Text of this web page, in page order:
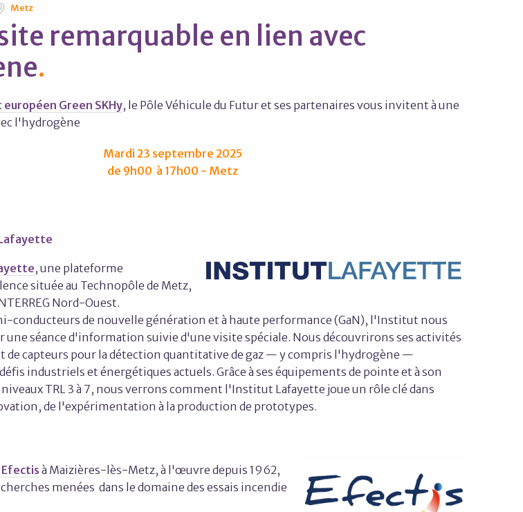
Metz
remarquable en lien avec
Green SKHy, le Pôle Véhicule du Futur et ses partenaires vous invitent à une
l'hydrogène
Mardi 23 septembre 2025
de 9h00 à 17h00 - Metz
, une plateforme
située au Technopôle de Metz,
Nord-Ouest.
conducteurs de nouvelle génération et à haute performance (GaN), l'Institut nous
une séance d'information suivie d'une visite spéciale. Nous découvrirons ses activités
de capteurs pour la détection quantitative de gaz — y compris l'hydrogène —
industriels et énergétiques actuels. Grâce à ses équipements de pointe et à son
TRL 3 à 7, nous verrons comment l'Institut Lafayette joue un rôle clé dans
de l'expérimentation à la production de prototypes.
Efectis à Maizières-lès-Metz, à l'œuvre depuis 1962,
menées dans le domaine des essais incendie